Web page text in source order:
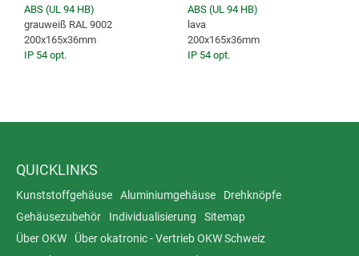
ABS (UL 94 HB)
grauweiß RAL 9002
200x165x36mm
IP 54 opt.
ABS (UL 94 HB)
lava
200x165x36mm
IP 54 opt.
QUICKLINKS
Kunststoffgehäuse Aluminiumgehäuse
Drehknöpfe
Gehäusezubehör
Individualisierung
Sitemap
Über OKW
Über okatronic - Vertrieb OKW Schweiz